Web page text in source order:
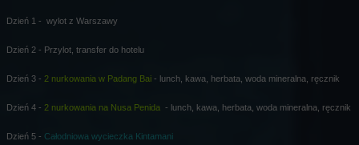
Dzień 1 - wylot z Warszawy
Dzień 2 - Przylot, transfer do hotelu
Dzień 3 - 2 nurkowania w Padang Bai - lunch, kawa, herbata, woda mineralna, ręcznik
Dzień 4 - 2 nurkowania na Nusa Penida - lunch, kawa, herbata, woda mineralna, ręcznik
Dzień 5 - Całodniowa wycieczka Kintamani